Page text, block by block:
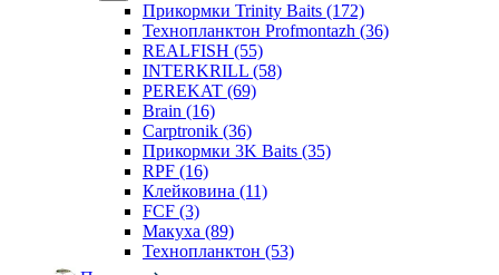
Прикормки Trinity Baits (172)
Технопланктон Profmontazh (36)
REALFISH (55)
INTERKRILL (58)
PEREKAT (69)
Brain (16)
Carptronik (36)
Прикормки 3K Baits (35)
RPF (16)
Клейковина (11)
FCF (3)
Макуха (89)
Технопланктон (53)